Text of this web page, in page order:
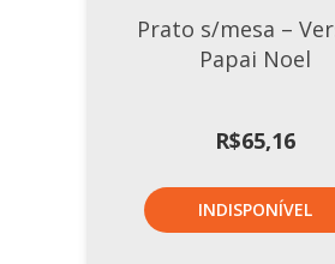
Prato s/mesa –
Papai Noel
R$65,16
INDISPONÍVEL